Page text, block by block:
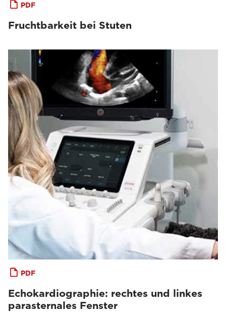
PDF
Fruchtbarkeit bei Stuten
PDF
Echokardiographie: rechtes und linkes
parasternales Fenster